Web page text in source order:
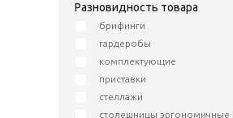
Разновидность товара
брифинги
гардеробы
комплектующие
приставки
стеллажи
столешницы эргономичные